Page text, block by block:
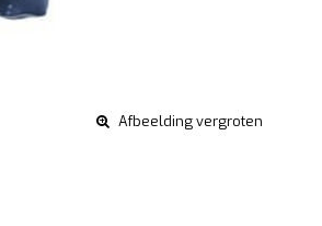
Afbeelding vergroten